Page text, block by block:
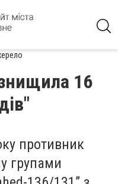
16
противник
групами